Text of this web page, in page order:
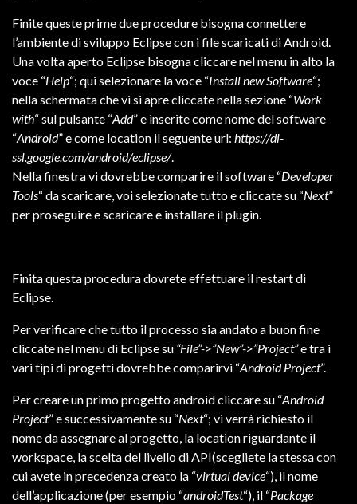
Finite queste prime due procedure bisogna connettere
l’ambiente di sviluppo Eclipse con i file scaricati di Android.
Una volta aperto Eclipse bisogna cliccare nel menu in alto la
voce “Help“; qui selezionare la voce “Install new Software“;
nella schermata che vi si apre cliccate nella sezione “Work
with“ sul pulsante “Add” e inserite come nome del software
“Android” e come location il seguente url: https://dl-
ssl.google.com/android/eclipse/.
Nella finestra vi dovrebbe comparire il software “Developer
Tools“ da scaricare, voi selezionate tutto e cliccate su “Next”
per proseguire e scaricare e installare il plugin.
Finita questa procedura dovrete effettuare il restart di
Eclipse.
Per verificare che tutto il processo sia andato a buon fine
cliccate nel menu di Eclipse su “File”->”New”->”Project”e tra i
vari tipi di progetti dovrebbe comparirvi “Android Project”.
Per creare un primo progetto android cliccare su “Android
Project” e successivamente su “Next“; vi verrà richiesto il
nome da assegnare al progetto, la location riguardante il
workspace, la scelta del livello di API(scegliete la stessa con
cui avete in precedenza creato la “virtual device“), il nome
dell’applicazione (per esempio “androidTest“), il “Package